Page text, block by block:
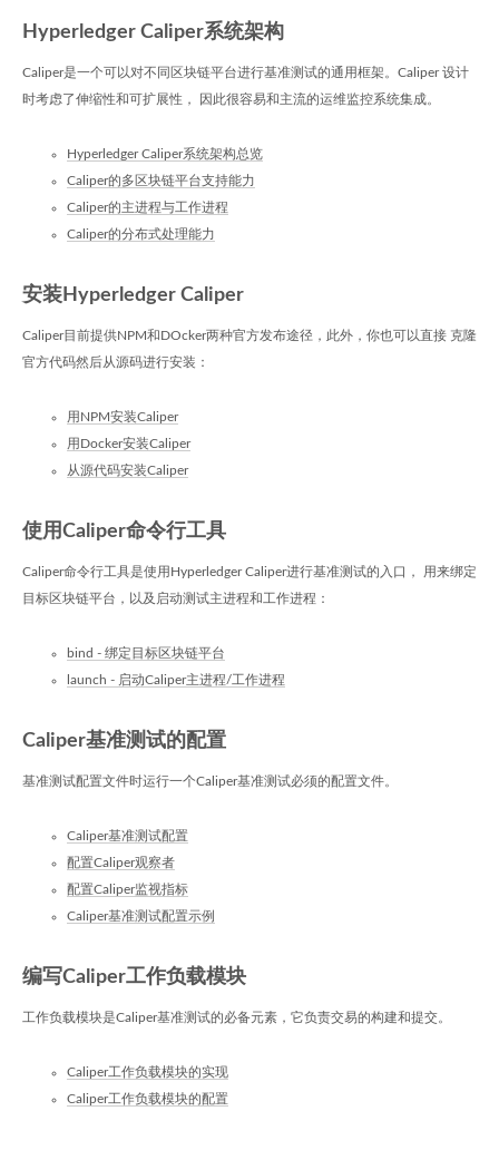
Hyperledger Caliper系统架构
Caliper是一个可以对不同区块链平台进行基准测试的通用框架。Caliper 设计
时考虑了伸缩性和可扩展性， 因此很容易和主流的运维监控系统集成。
Hyperledger Caliper系统架构总览
Caliper的多区块链平台支持能力
Caliper的主进程与工作进程
Caliper的分布式处理能力
安装Hyperledger Caliper
Caliper目前提供NPM和DOcker两种官方发布途径，此外，你也可以直接 克隆
官方代码然后从源码进行安装：
用NPM安装Caliper
用Docker安装Caliper
从源代码安装Caliper
使用Caliper命令行工具
Caliper命令行工具是使用Hyperledger Caliper进行基准测试的入口， 用来绑定
目标区块链平台，以及启动测试主进程和工作进程：
bind - 绑定目标区块链平台
launch - 启动Caliper主进程/工作进程
Caliper基准测试的配置
基准测试配置文件时运行一个Caliper基准测试必须的配置文件。
Caliper基准测试配置
配置Caliper观察者
配置Caliper监视指标
Caliper基准测试配置示例
编写Caliper工作负载模块
工作负载模块是Caliper基准测试的必备元素，它负责交易的构建和提交。
Caliper工作负载模块的实现
Caliper工作负载模块的配置